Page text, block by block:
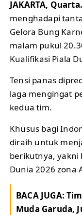
JAKARTA,
menghadapi
Gelora Bung
malam pukul
Kualifikasi Piala
Tensi panas
laga mengingat
kedua tim.
Khusus bagi
diraih untuk
berikutnya, yakni
Dunia 2026 zona
BACA JUGA:
Muda Garuda,